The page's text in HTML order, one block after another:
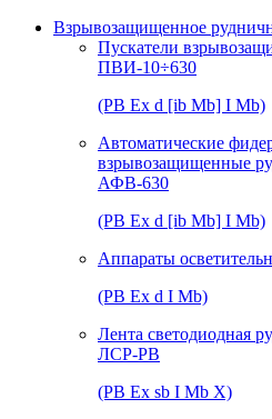
Взрывозащищенное
Пускатели
ПВИ-10÷630
(РВ Ex d [ib Mb] I Mb)
Автоматические
взрывозащищенные
АФВ-630
(РВ Ex d [ib Mb] I Mb)
Аппараты
(РВ Ex d I Mb)
Лента светодиодная
ЛСР-РВ
(РВ Ex sb I Mb Х)